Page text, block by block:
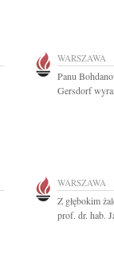
WARSZAWA
Panu
Gersdorf
WARSZAWA
Z głębokim
prof. dr. hab.